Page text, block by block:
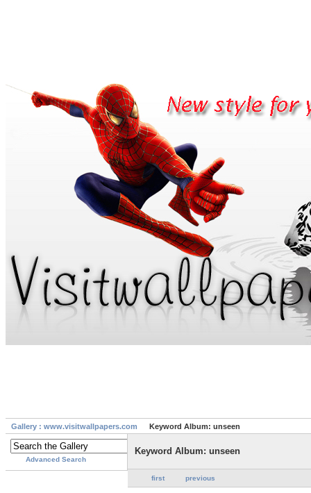
Gallery : www.visitwallpapers.com Keyword Album: unseen
Advanced Search
Keyword Album: unseen
first previous